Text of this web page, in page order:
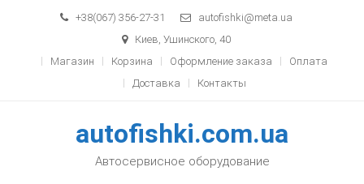
Skip to content+38(067) 356-27-31
autofishki@meta.ua
Киев, Ушинского, 40
Магазин
Корзина Оформление заказа
Оплата
Доставка
Контакты
autofishki.com.ua
Автосервисное оборудование